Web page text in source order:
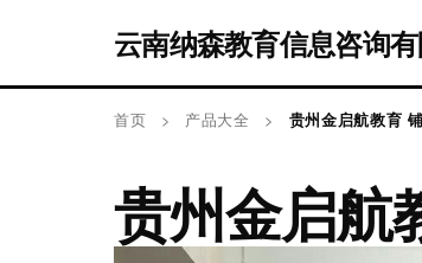
云南纳森教育信息咨询
首页 > 产品大全 > 贵州金启航教育
贵州金启航